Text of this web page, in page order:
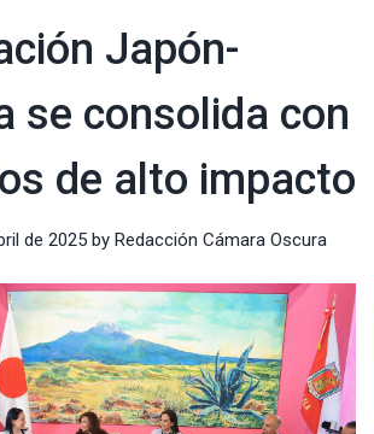
Japón-
se consolida con
de alto impacto
de 2025 by Redacción Cámara Oscura